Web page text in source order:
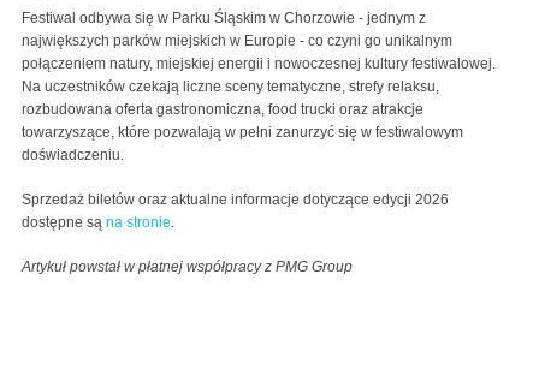
Festiwal odbywa się w Parku Śląskim w Chorzowie - jednym z
największych parków miejskich w Europie - co czyni go unikalnym
połączeniem natury, miejskiej energii i nowoczesnej kultury festiwalowej.
Na uczestników czekają liczne sceny tematyczne, strefy relaksu,
rozbudowana oferta gastronomiczna, food trucki oraz atrakcje
towarzyszące, które pozwalają w pełni zanurzyć się w festiwalowym
doświadczeniu.
Sprzedaż biletów oraz aktualne informacje dotyczące edycji 2026
dostępne są na stronie.
Artykuł powstał w płatnej współpracy z PMG Group